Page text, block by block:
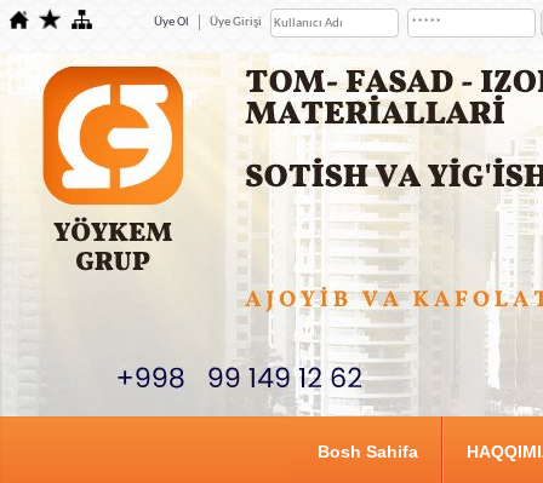
Üye Ol Üye Girişi
Bosh Sahifa